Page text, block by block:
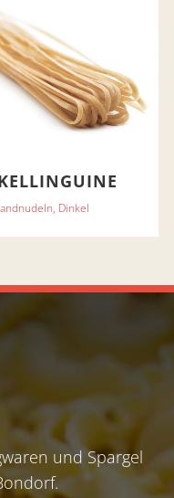
Dinkel
und Spargel